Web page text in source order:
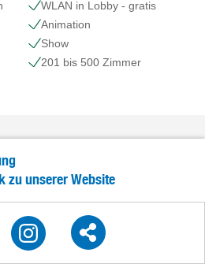
WLAN in Lobby - gratis
Animation
Show
201 bis 500 Zimmer
zu unserer Website